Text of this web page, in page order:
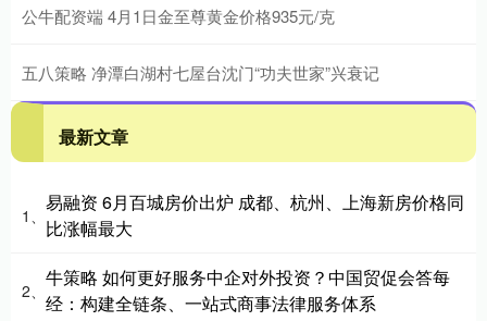
公牛配资端 4月1日金至尊黄金价格935元/克
五八策略 净潭白湖村七屋台沈门“功夫世家”兴衰记
最新文章
1、
易融资 6月百城房价出炉 成都、杭州、上海新房价格同
比涨幅最大
2、
牛策略 如何更好服务中企对外投资？中国贸促会答每
经：构建全链条、一站式商事法律服务体系